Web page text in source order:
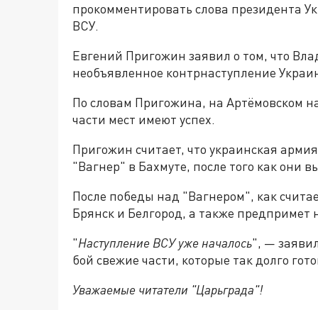
прокомментировать слова президента
ВСУ.
Евгений Пригожин заявил о том, что
необъявленное контрнаступление
По словам Пригожина, на Артёмовском
части мест имеют успех.
Пригожин считает, что украинская
"Вагнер" в Бахмуте, после того как они
После победы над "Вагнером", как
Брянск и Белгород, а также предпримет
"Наступление ВСУ уже началось", —
бой свежие части, которые так долго
Уважаемые читатели "Царьграда"!